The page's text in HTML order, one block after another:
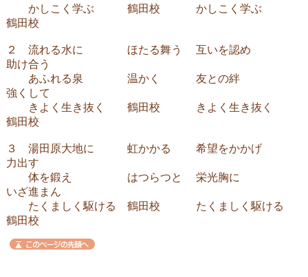
かしこく学ぶ 鶴田校 かしこく学ぶ
鶴田校
２ 流れる水に ほたる舞う 互いを認め
助け合う
あふれる泉 温かく 友との絆
強くして
きよく生き抜く 鶴田校 きよく生き抜く
鶴田校
３ 湯田原大地に 虹かかる 希望をかかげ
力出す
体を鍛え はつらつと 栄光胸に
いざ進まん
たくましく駆ける 鶴田校 たくましく駆ける
鶴田校